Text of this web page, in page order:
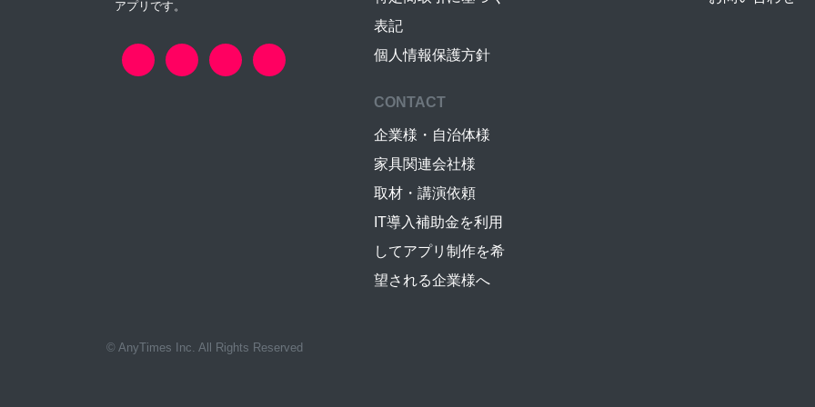
アプリです。
表記
個人情報保護方針
CONTACT
企業様・自治体様
家具関連会社様
取材・講演依頼
IT導入補助金を利用
してアプリ制作を希
望される企業様へ
© AnyTimes Inc. All Rights Reserved